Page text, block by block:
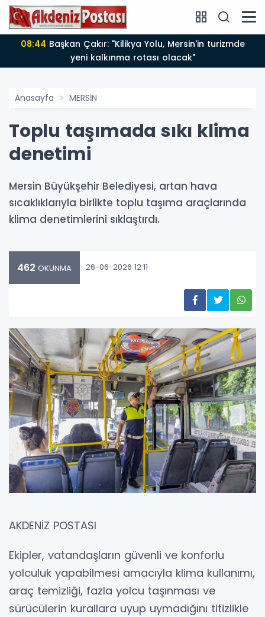
08:44
yeni kalkınma rotası olacak"
Anasayfa MERSİN
Toplu taşımada sıkı klima
denetimi
Mersin Büyükşehir Belediyesi, artan hava
sıcaklıklarıyla birlikte toplu taşıma araçlarında
klima denetimlerini sıklaştırdı.
462 OKUNMA 26-06-2026 12:11
AKDENİZ POSTASI
Ekipler, vatandaşların güvenli ve konforlu
yolculuk yapabilmesi amacıyla klima kullanımı,
araç temizliği, fazla yolcu taşınması ve
sürücülerin kurallara uyup uymadığını titizlikle